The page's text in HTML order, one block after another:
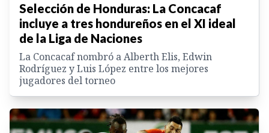
Selección de Honduras: La Concacaf
incluye a tres hondureños en el XI ideal
de la Liga de Naciones
La Concacaf nombró a Alberth Elis, Edwin
Rodríguez y Luis López entre los mejores
jugadores del torneo